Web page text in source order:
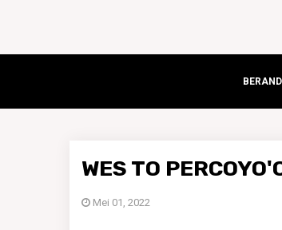
WES TO
Mei 01, 2022